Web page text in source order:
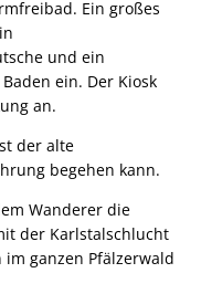
Ein großes
und ein
ein. Der Kiosk
an.
der alte
begehen kann.
Wanderer die
der Karlstalschlucht
ganzen Pfälzerwald